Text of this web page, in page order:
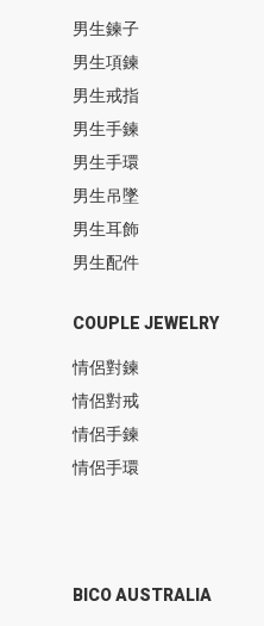
男生鍊子
男生項鍊
男生戒指
男生手鍊
男生手環
男生吊墜
男生耳飾
男生配件
COUPLE JEWELRY
情侶對鍊
情侶對戒
情侶手鍊
情侶手環
BICO AUSTRALIA